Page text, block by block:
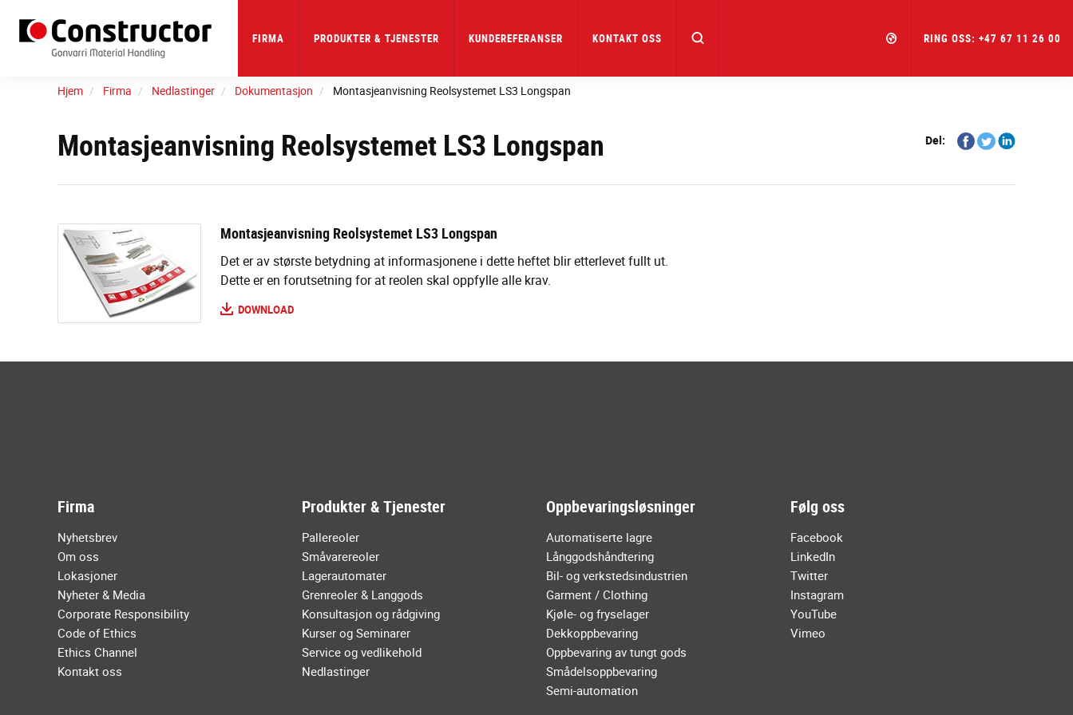
main
FIRMA PRODUKTER & TJENESTER KUNDEREFERANSER KONTAKT OSS RING OSS: +47 67 11 26 00
Hjem Firma Nedlastinger Dokumentasjon Montasjeanvisning Reolsystemet LS3 Longspan
Montasjeanvisning Reolsystemet LS3 Longspan Del:
Share
on
Share
on
Share
Montasjeanvisning Reolsystemet LS3 Longspan
Det er av største betydning at informasjonene i dette heftet blir etterlevet fullt ut.
Dette er en forutsetning for at reolen skal oppfylle alle krav.
DOWNLOAD
Firma
Nyhetsbrev
Om oss
Lokasjoner
Nyheter & Media
Corporate Responsibility
Code of Ethics
Ethics Channel
Kontakt oss
Produkter & Tjenester
Pallereoler
Småvarereoler
Lagerautomater
Grenreoler & Langgods
Konsultasjon og rådgiving
Kurser og Seminarer
Service og vedlikehold
Nedlastinger
Oppbevaringsløsninger
Automatiserte lagre
Långgodshåndtering
Bil- og verkstedsindustrien
Garment / Clothing
Kjøle- og fryselager
Dekkoppbevaring
Oppbevaring av tungt gods
Smådelsoppbevaring
Semi-automation
Følg oss
Facebook
LinkedIn
Twitter
Instagram
YouTube
Vimeo